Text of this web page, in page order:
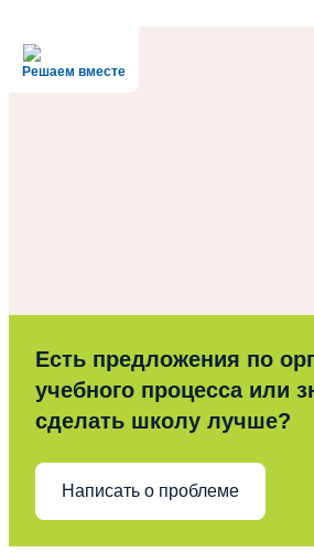
Решаем вместе
Есть предложения по
учебного процесса или
сделать школу лучше?
Написать о проблеме